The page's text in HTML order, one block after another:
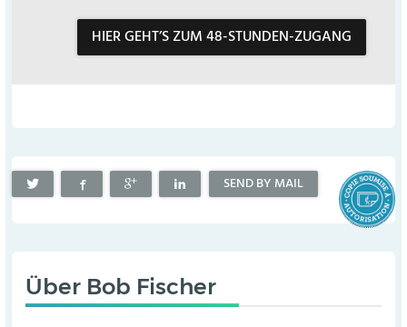
HIER GEHT’S ZUM 48-STUNDEN-ZUGANG
SEND BY MAIL
Über Bob Fischer